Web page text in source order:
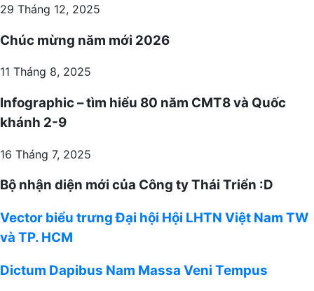
29 Tháng 12, 2025
Chúc mừng năm mới 2026
11 Tháng 8, 2025
Infographic – tìm hiểu 80 năm CMT8 và Quốc
khánh 2-9
16 Tháng 7, 2025
Bộ nhận diện mới của Công ty Thái Triển :D
Vector
biểu
Đại
Vector biểu trưng Đại hội Hội LHTN Việt Nam TW
và TP. HCM
Dictum
Dictum Dapibus Nam Massa Veni Tempus